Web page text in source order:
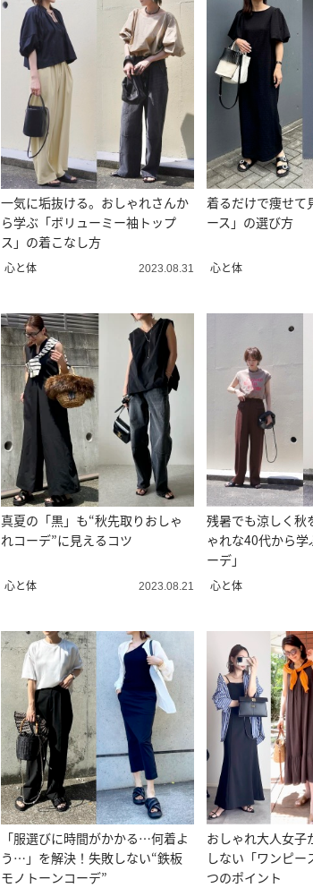
一気に垢抜ける。おしゃれさんか
ら学ぶ「ボリューミー袖トップ
ス」の着こなし方
心と体 2023.08.31
着るだけで痩せて
ース」の選び方
心と体
真夏の「黒」も“秋先取りおしゃ
れコーデ”に見えるコツ
心と体 2023.08.21
残暑でも涼しく秋
ゃれな40代から学
ーデ」
心と体
「服選びに時間がかかる…何着よ
う…」を解決！失敗しない“鉄板
モノトーンコーデ”
おしゃれ大人女子
しない「ワンピー
つのポイント